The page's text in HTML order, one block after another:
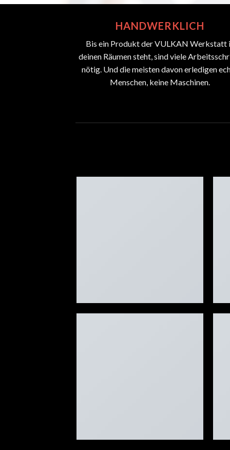
HANDWERKLICH
Bis ein Produkt der VULKAN Werkstatt
deinen Räumen steht, sind viele
nötig. Und die meisten davon erledigen
Menschen, keine Maschinen.